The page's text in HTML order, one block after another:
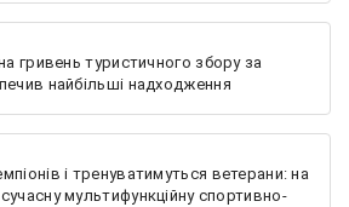
гривень туристичного збору за
найбільші надходження
і тренуватимуться ветерани: на
мультифункційну спортивно-